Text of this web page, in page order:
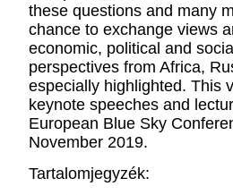
these questions and many
chance to exchange views
economic, political and
perspectives from Africa,
especially highlighted. This
keynote speeches and
European Blue Sky
November 2019.
Tartalomjegyzék: